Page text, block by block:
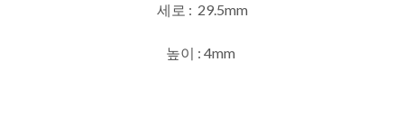
세로 : 29.5mm
높이 : 4mm